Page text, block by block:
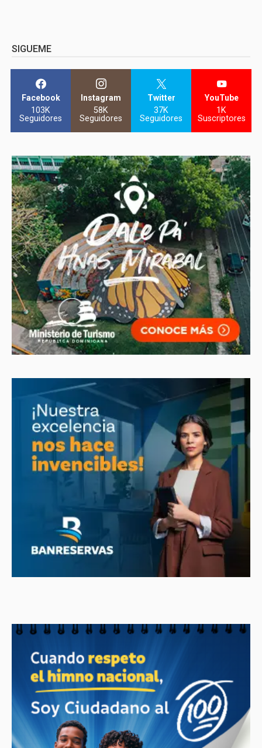
SIGUEME
Facebook
103K
Seguidores
Instagram
58K
Seguidores
Twitter
37K
Seguidores
YouTube
1K
Suscriptores